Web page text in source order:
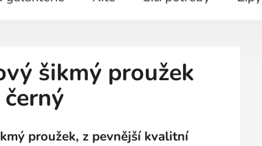
šikmý proužek
proužek, z pevnější kvalitní